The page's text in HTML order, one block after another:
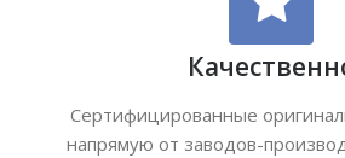
Сертифицированные
напрямую от заводов-